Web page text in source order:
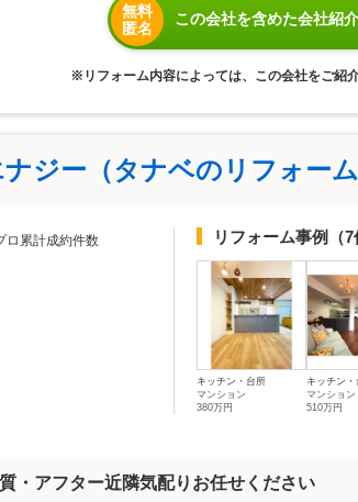
無料
匿名
この会社を含めた会社紹
※リフォーム内容によっては、この会社をご紹
ジー（タナベのリフォーム
ロ累計成約件数 リフォーム事例 （
キッチン・台所
マンション
380万円
キッチン・
マンション
510万円
・アフター近隣気配りお任せください